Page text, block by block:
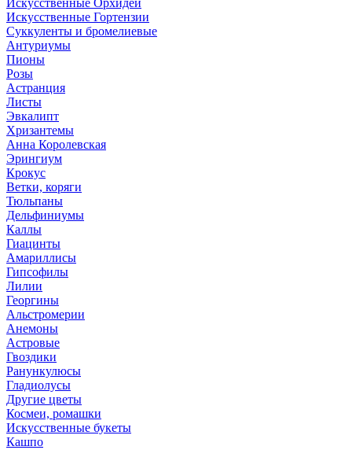
Искусственные Орхидеи
Искусственные Гортензии
Суккуленты и бромелиевые
Антуриумы
Пионы
Розы
Астранция
Листы
Эвкалипт
Хризантемы
Анна Королевская
Эрингиум
Крокус
Ветки, коряги
Тюльпаны
Дельфиниумы
Каллы
Гиацинты
Амариллисы
Гипсофилы
Лилии
Георгины
Альстромерии
Анемоны
Астровые
Гвоздики
Ранункулюсы
Гладиолусы
Другие цветы
Космеи, ромашки
Искусственные букеты
Кашпо